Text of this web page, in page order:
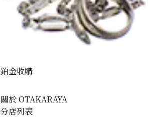
鉑金收購
關於 OTAKARAYA
分店列表